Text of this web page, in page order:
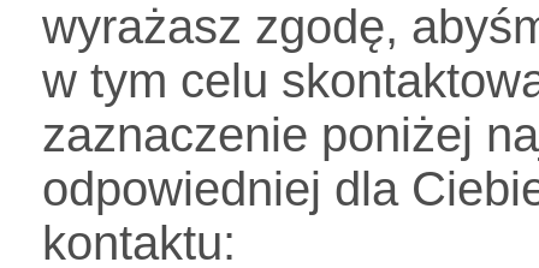
wyrażasz zgodę,
w tym celu
zaznaczenie poniżej
odpowiedniej dla
kontaktu: